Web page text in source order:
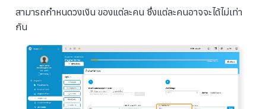
สามารถกำหนดวงเงิน ของแต่ละคน ซึ่งแต่ละคนอาจจะได้ไม่เท่า
กัน